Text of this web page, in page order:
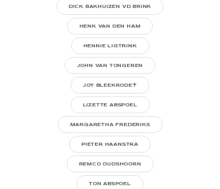
DICK BAKHUIZEN VD BRINK
HENK VAN DEN HAM
HENNIE LIGTRINK
JOHN VAN TONGEREN
JOY BLEEKRODE♰
LIZETTE ABSPOEL
MARGARETHA FREDERIKS
PIETER HAANSTRA
REMCO OUDSHOORN
TON ABSPOEL